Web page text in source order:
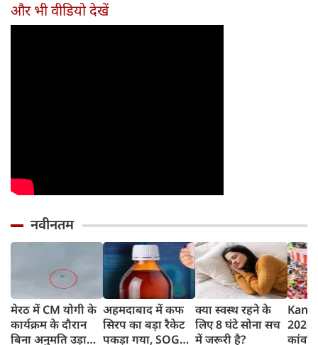
और भी वीडियो देखें
नवीनतम
मेरठ में CM योगी के
कार्यक्रम के दौरान
बिना अनुमति उड़ाया
अहमदाबाद में कफ
सिरप का बड़ा रैकेट
पकड़ा गया, SOG
क्या स्वस्थ रहने के
लिए 8 घंटे सोना सच
में जरूरी है?
2026